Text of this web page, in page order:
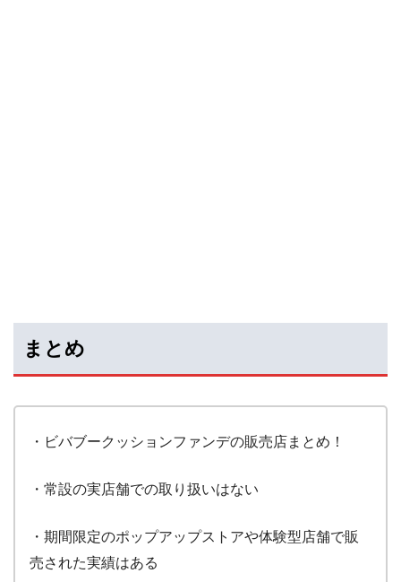
まとめ
・ビバブークッションファンデの販売店まとめ！
・常設の実店舗での取り扱いはない
・期間限定のポップアップストアや体験型店舗で販
売された実績はある